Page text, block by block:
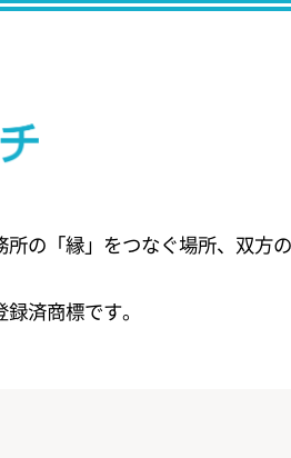
の「縁」をつなぐ場所、双方
済商標です。